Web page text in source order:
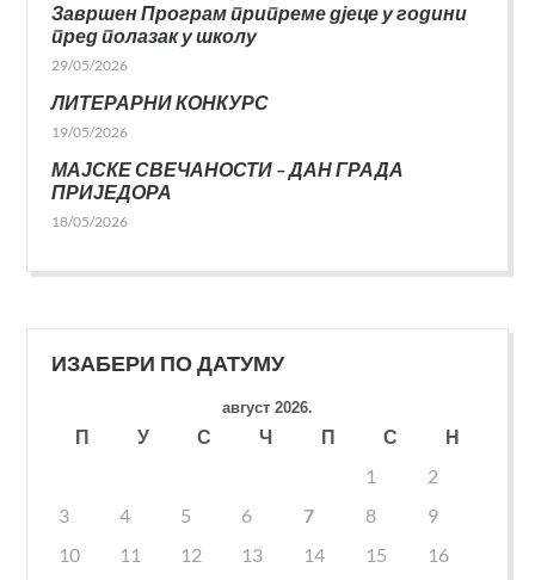
Завршен Програм припреме дјеце у години
пред полазак у школу
29/05/2026
ЛИТЕРАРНИ КОНКУРС
19/05/2026
МАЈСКЕ СВЕЧАНОСТИ – ДАН ГРАДА
ПРИЈЕДОРА
18/05/2026
ИЗАБЕРИ ПО ДАТУМУ
август 2026.
П У С Ч П С
Н
1
2
3
4 5 6 7 8
9
10
11 12 13 14 15
16